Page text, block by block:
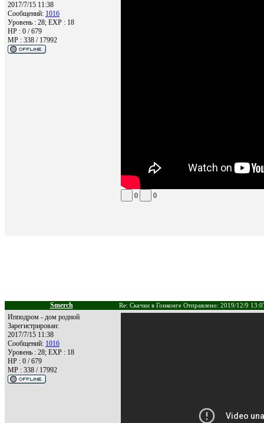
2017/7/15 11:38
Сообщений: 1016
Уровень : 28; EXP : 18
HP : 0 / 679
MP : 338 / 17992
0 0
Smerch Re: Скачки в Гонконге Отправлено: 2019/12/9
Ипподром - дом родной
Зарегистрирован:
2017/7/15 11:38
Сообщений: 1016
Уровень : 28; EXP : 18
HP : 0 / 679
MP : 338 / 17992